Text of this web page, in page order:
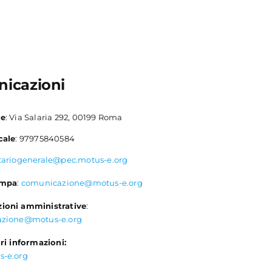
: Via Salaria 292, 00199 Roma
: 97975840584
e.org
: comunicazione@motus-e.org
amministrative:
e.org
informazioni:
e.org